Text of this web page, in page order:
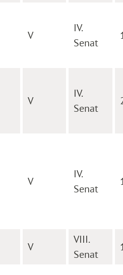
V
IV.
Senat
V
IV.
Senat
V
IV.
Senat
V
VIII.
Senat